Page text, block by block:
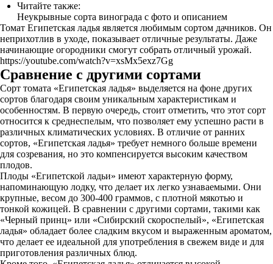
Читайте также:
Неукрывные сорта винограда с фото и описанием
Томат Египетская ладья является любимым сортом дачников. Он
неприхотлив в уходе, показывает отличные результаты. Даже
начинающие огородники смогут собрать отличный урожай.
https://youtube.com/watch?v=xsMx5exz7Gg
Сравнение с другими сортами
Сорт томата «Египетская ладья» выделяется на фоне других
сортов благодаря своим уникальным характеристикам и
особенностям. В первую очередь, стоит отметить, что этот сорт
относится к среднеспелым, что позволяет ему успешно расти в
различных климатических условиях. В отличие от ранних
сортов, «Египетская ладья» требует немного больше времени
для созревания, но это компенсируется высоким качеством
плодов.
Плоды «Египетской ладьи» имеют характерную форму,
напоминающую лодку, что делает их легко узнаваемыми. Они
крупные, весом до 300-400 граммов, с плотной мякотью и
тонкой кожицей. В сравнении с другими сортами, такими как
«Черный принц» или «Сибирский скороспелый», «Египетская
ладья» обладает более сладким вкусом и выраженным ароматом,
что делает ее идеальной для употребления в свежем виде и для
приготовления различных блюд.